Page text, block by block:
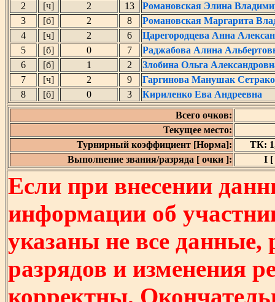
2
[ч] 2 13
Романовская Элина
3
[б] 2 8
Романовская Маргарита
4
[ч] 2 6
Царегородцева Анна
5
[б] 0 7
Раджабова Алина
6
[б] 1 2
Злобина Ольга
7
[ч] 2 9
Гаргинова Манушак
8
[б] 0 3
Кириленко Ева Андреевна
Всего очков:
Текущее место:
Турнирный коэффициент [Норма]:
ТК:
Выполнение звания/разряда [ очки ]:
I [
Если при внесении
информации об
указаны не все
разрядов и изменения
корректны.